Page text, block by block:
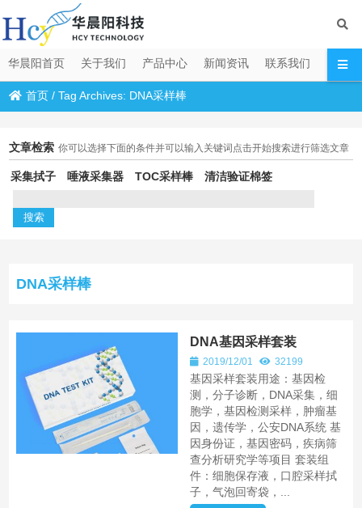
华晨阳首页 关于我们 产品中心 新闻资讯 联系我们
首页 /Tag Archives: DNA采样棒
文章检索 你可以选择下面的条件并可以输入关键词点击开始搜索进行筛选文章
采集拭子 唾液采集器 TOC采样棒 清洁验证棉签
DNA采样棒
DNA基因采样套装
2019/12/01 32199
基因采样套装用途：基因检
测，分子诊断，DNA采集，细
胞学，基因检测采样，肿瘤基
因，遗传学，公安DNA系统 基
因身份证，基因密码，疾病筛
查分析研究学等项目 套装组
件：细胞保存液，口腔采样拭
子，气泡回寄袋，...